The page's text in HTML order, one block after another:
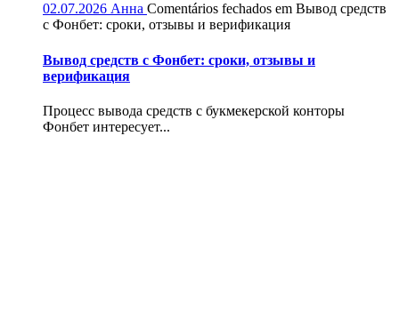
02.07.2026 Анна Comentários fechados em Вывод средств
с Фонбет: сроки, отзывы и верификация
Вывод средств с Фонбет: сроки, отзывы и
верификация
Процесс вывода средств с букмекерской конторы
Фонбет интересует...